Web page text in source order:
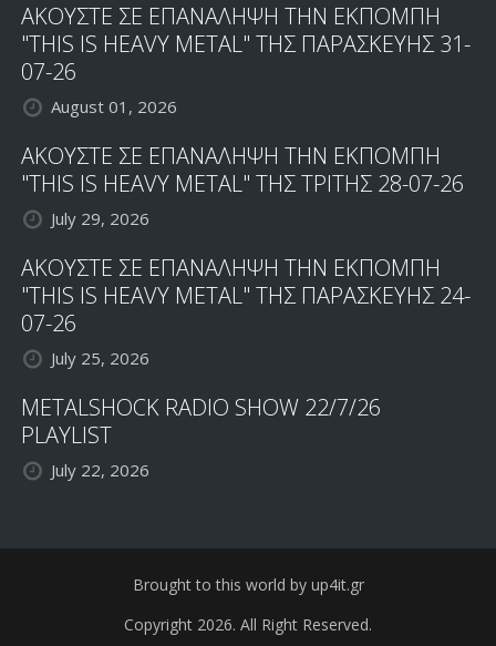
ΑΚΟΥΣΤΕ ΣΕ ΕΠΑΝΑΛΗΨΗ ΤΗΝ ΕΚΠΟΜΠΗ
"THIS IS HEAVY METAL" ΤΗΣ ΠΑΡΑΣΚΕΥΗΣ 31-
07-26
August 01, 2026
ΑΚΟΥΣΤΕ ΣΕ ΕΠΑΝΑΛΗΨΗ ΤΗΝ ΕΚΠΟΜΠΗ
"THIS IS HEAVY METAL" ΤΗΣ ΤΡΙΤΗΣ 28-07-26
July 29, 2026
ΑΚΟΥΣΤΕ ΣΕ ΕΠΑΝΑΛΗΨΗ ΤΗΝ ΕΚΠΟΜΠΗ
"THIS IS HEAVY METAL" ΤΗΣ ΠΑΡΑΣΚΕΥΗΣ 24-
07-26
July 25, 2026
METALSHOCK RADIO SHOW 22/7/26
PLAYLIST
July 22, 2026
Brought to this world by up4it.gr
Copyright 2026. All Right Reserved.